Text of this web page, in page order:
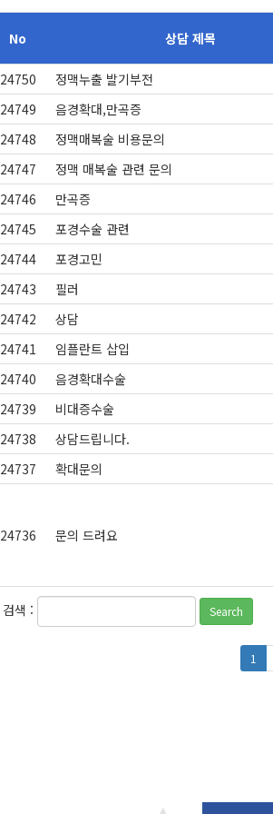
No 상담 제목
24750
정맥누출 발기부전
24749
음경확대,만곡증
24748
정맥매복술 비용문의
24747
정맥 매복술 관련 문의
24746
만곡증
24745
포경수술 관련
24744
포경고민
24743
필러
24742
상담
24741
임플란트 삽입
24740
음경확대수술
24739
비대증수술
24738
상담드립니다.
24737
확대문의
24736 문의 드려요
검색 : Search
1